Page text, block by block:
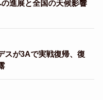
進展と全国の天候影響
スが3Aで実戦復帰、復